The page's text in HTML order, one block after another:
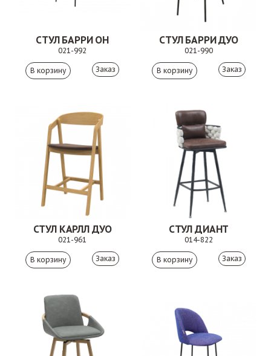
СТУЛ БАРРИ ОН
021-992
Заказ
СТУЛ БАРРИ ДУО
021-990
Заказ
СТУЛ КАРЛЛ ДУО
021-961
Заказ
СТУЛ ДИАНТ
014-822
Заказ